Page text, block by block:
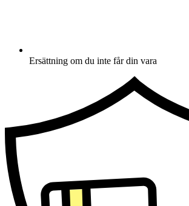
Ersättning om du inte får din vara